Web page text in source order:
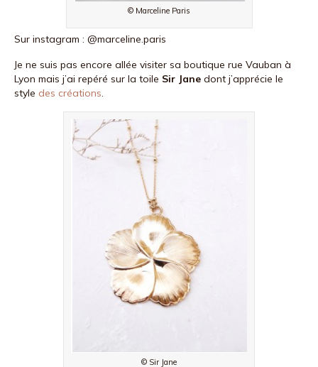
© Marceline Paris
Sur instagram : @marceline.paris
Je ne suis pas encore allée visiter sa boutique rue Vauban à
Lyon mais j’ai repéré sur la toile Sir Jane dont j’apprécie le
style des créations.
© Sir Jane